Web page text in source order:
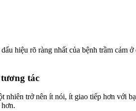
hiệu rõ ràng nhất của bệnh trầm cảm
tác
nhiên trở nên ít nói, ít giao tiếp hơn với